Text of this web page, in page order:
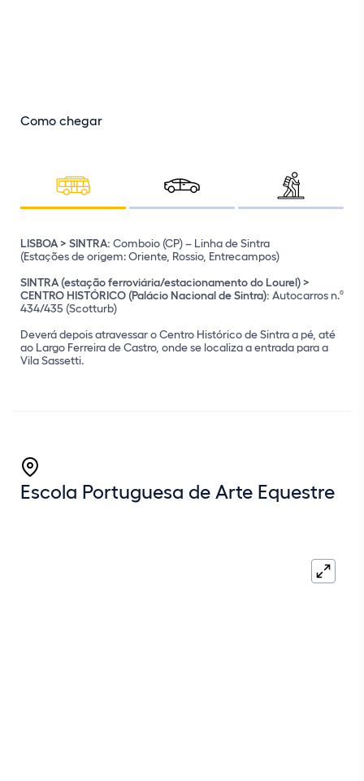
Como chegar
LISBOA > SINTRA: Comboio (CP) – Linha de Sintra
(Estações de origem: Oriente, Rossio, Entrecampos)
SINTRA (estação ferroviária/estacionamento do Lourel) >
CENTRO HISTÓRICO (Palácio Nacional de Sintra): Autocarros n.º
434/435 (Scotturb)
Deverá depois atravessar o Centro Histórico de Sintra a pé, até
ao Largo Ferreira de Castro, onde se localiza a entrada para a
Vila Sassetti.
Pode chegar à Vila de Sintra utilizando:
Escola Portuguesa de Arte Equestre